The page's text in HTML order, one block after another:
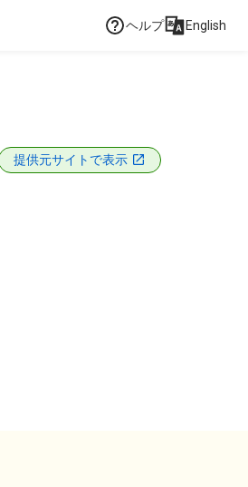
ヘルプ English
提供元サイトで表示